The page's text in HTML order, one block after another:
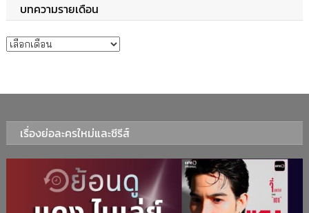
บทความรายเดือน
บทความรายเดือน
เรื่องย่อละครใหม่และซีรีส์